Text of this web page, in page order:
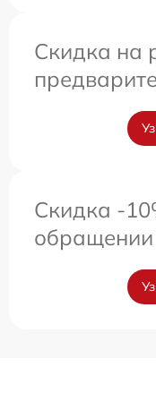
Скидка на
Скидка -
обращении